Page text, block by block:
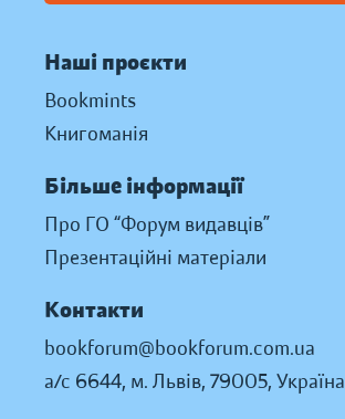
Наші проєкти
Bookmints
Книгоманія
Більше інформації
Про ГО “Форум видавців”
Презентаційні матеріали
Контакти
bookforum@bookforum.com.ua
а/с 6644, м. Львів, 79005, Україна